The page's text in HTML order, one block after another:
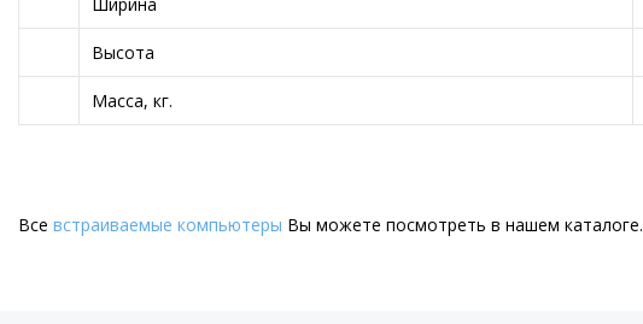
Высота
Масса, кг.
Все встраиваемые компьютеры Вы можете посмотреть в нашем каталоге.